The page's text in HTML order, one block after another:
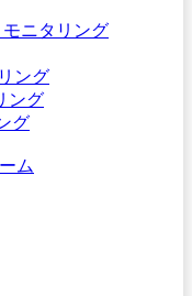
モニタリング
ング
ング
グ
ム